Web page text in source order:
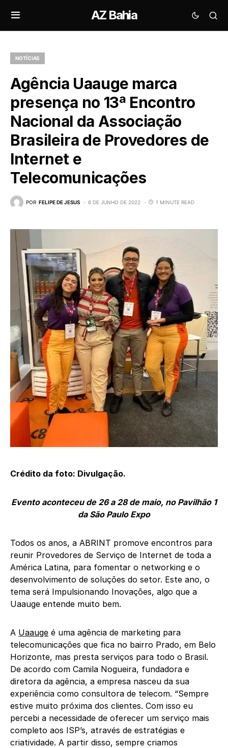
AZ Bahia
NOTÍCIAS
Agência Uaauge marca
presença no 13ª Encontro
Nacional da Associação
Brasileira de Provedores de
Internet e
Telecomunicações
POR FELIPE DE JESUS 6 DE JUNHO DE 2022 1 MINUTE READ
Crédito da foto: Divulgação.
Evento aconteceu de 26 a 28 de maio, no Pavilhão 1
da São Paulo Expo
Todos os anos, a ABRINT promove encontros para
reunir Provedores de Serviço de Internet de toda a
América Latina, para fomentar o networking e o
desenvolvimento de soluções do setor. Este ano, o
tema será Impulsionando Inovações, algo que a
Uaauge entende muito bem.
A Uaauge é uma agência de marketing para
telecomunicações que fica no bairro Prado, em Belo
Horizonte, mas presta serviços para todo o Brasil.
De acordo com Camila Nogueira, fundadora e
diretora da agência, a empresa nasceu da sua
experiência como consultora de telecom. “Sempre
estive muito próxima dos clientes. Com isso eu
percebi a necessidade de oferecer um serviço mais
completo aos ISP’s, através de estratégias e
criatividade. A partir disso, sempre criamos